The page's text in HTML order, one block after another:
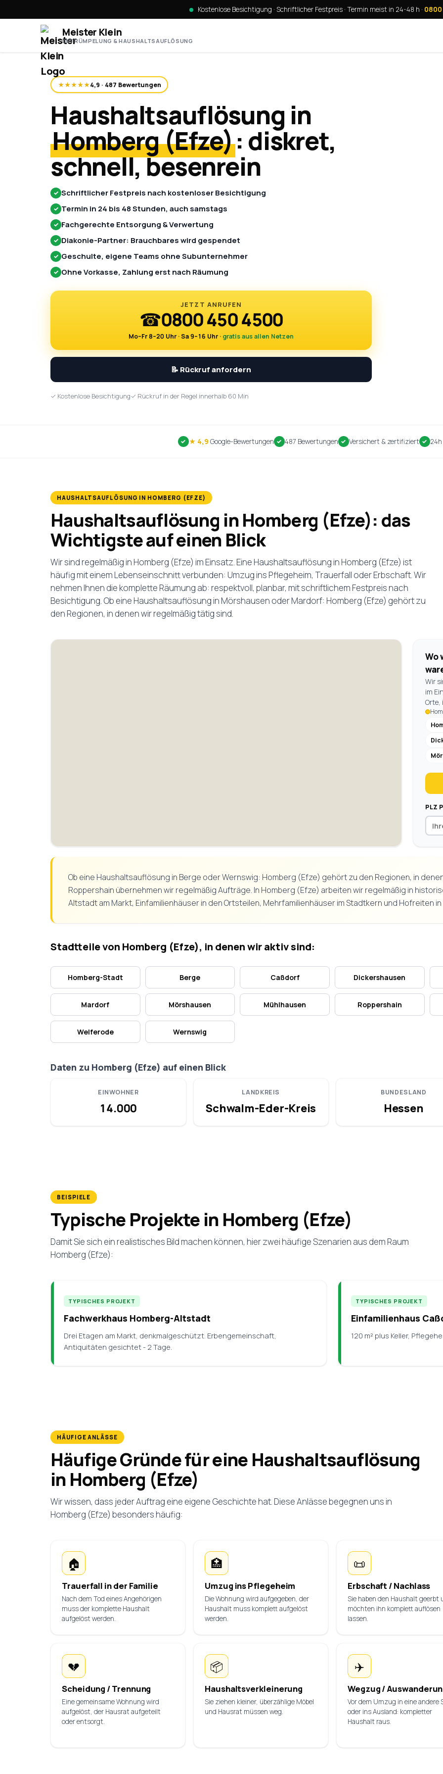
Kostenlose Besichtigung · Schriftlicher Festpreis · Termin meist in 24-48 h ·
Meister Klein
ENTRÜMPELUNG & HAUSHALTSAUFLÖSUNG
★★★★★4,9 · 487 Bewertungen
Haushaltsauflösung in
Homberg (Efze): diskret,
schnell, besenrein
✓ Schriftlicher Festpreis nach kostenloser Besichtigung
✓ Termin in 24 bis 48 Stunden, auch samstags
✓ Fachgerechte Entsorgung & Verwertung
✓ Diakonie-Partner: Brauchbares wird gespendet
✓ Geschulte, eigene Teams ohne Subunternehmer
✓ Ohne Vorkasse, Zahlung erst nach Räumung
JETZT ANRUFEN
☎0800 450 4500
Mo–Fr 8–20 Uhr · Sa 9–16 Uhr · gratis aus allen Netzen
📝 Rückruf anfordern
✓ Kostenlose Besichtigung✓ Rückruf in der Regel innerhalb 60 Min
★ 4,9 Google-Bewertungen 487 Bewertungen Versichert & zertifiziert 24h
HAUSHALTSAUFLÖSUNG IN HOMBERG (EFZE)
Haushaltsauflösung in Homberg (Efze): das
Wichtigste auf einen Blick
Wir sind regelmäßig in Homberg (Efze) im Einsatz. Eine Haushaltsauflösung in Homberg (Efze) ist
häufig mit einem Lebenseinschnitt verbunden: Umzug ins Pflegeheim, Trauerfall oder Erbschaft. Wir
nehmen Ihnen die komplette Räumung ab: respektvoll, planbar, mit schriftlichem Festpreis nach
Besichtigung. Ob eine Haushaltsauflösung in Mörshausen oder Mardorf: Homberg (Efze) gehört zu
den Regionen, in denen wir regelmäßig tätig sind.
Wo
Wir
im
Orte,
PLZ
Ob eine Haushaltsauflösung in Berge oder Wernswig: Homberg (Efze) gehört zu den Regionen, in
Roppershain übernehmen wir regelmäßig Aufträge. In Homberg (Efze) arbeiten wir regelmäßig in
Altstadt am Markt, Einfamilienhäuser in den Ortsteilen, Mehrfamilienhäuser im Stadtkern und Hofreiten
Stadtteile von Homberg (Efze), in denen wir aktiv sind:
Homberg-Stadt Berge Caßdorf Dickershausen
Mardorf Mörshausen Mühlhausen Roppershain
Welferode Wernswig
Daten zu Homberg (Efze) auf einen Blick
EINWOHNER
14.000
LANDKREIS
Schwalm-Eder-Kreis
BUNDESLAND
Hessen
BEISPIELE
Typische Projekte in Homberg (Efze)
Damit Sie sich ein realistisches Bild machen können, hier zwei häufige Szenarien aus dem Raum
Homberg (Efze):
TYPISCHES PROJEKT
Fachwerkhaus Homberg-Altstadt
Drei Etagen am Markt, denkmalgeschützt. Erbengemeinschaft,
Antiquitäten gesichtet - 2 Tage.
TYPISCHES PROJEKT
Einfamilienhaus
120 m² plus Keller,
HÄUFIGE ANLÄSSE
Häufige Gründe für eine Haushaltsauflösung
in Homberg (Efze)
Wir wissen, dass jeder Auftrag eine eigene Geschichte hat. Diese Anlässe begegnen uns in
Homberg (Efze) besonders häufig:
🏠
Trauerfall in der Familie
Nach dem Tod eines Angehörigen
muss der komplette Haushalt
aufgelöst werden.
🏥
Umzug ins Pflegeheim
Die Wohnung wird aufgegeben, der
Haushalt muss komplett aufgelöst
werden.
📜
Erbschaft / Nachlass
Sie haben den Haushalt geerbt
möchten ihn komplett auflösen
lassen.
💔
Scheidung / Trennung
Eine gemeinsame Wohnung wird
aufgelöst, der Hausrat aufgeteilt
oder entsorgt.
📦
Haushaltsverkleinerung
Sie ziehen kleiner, überzählige Möbel
und Hausrat müssen weg.
✈️
Wegzug /
Vor dem Umzug in eine andere
oder ins Ausland: kompletter
Haushalt raus.